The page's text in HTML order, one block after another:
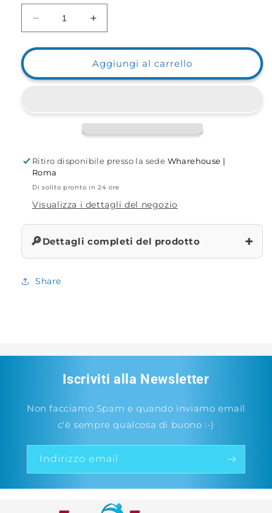
Diminuisci
quantità
per
Switch
Aumenta
quantità
per
Easy
Switch
Aggiungi al carrello
Ritiro disponibile presso la sede Wharehouse |
Roma
Di solito pronto in 24 ore
Visualizza i dettagli del negozio
🔎Dettagli completi del prodotto +
Share
Iscriviti alla Newsletter
Non facciamo Spam e quando inviamo email
c'è sempre qualcosa di buono :-)
Indirizzo email